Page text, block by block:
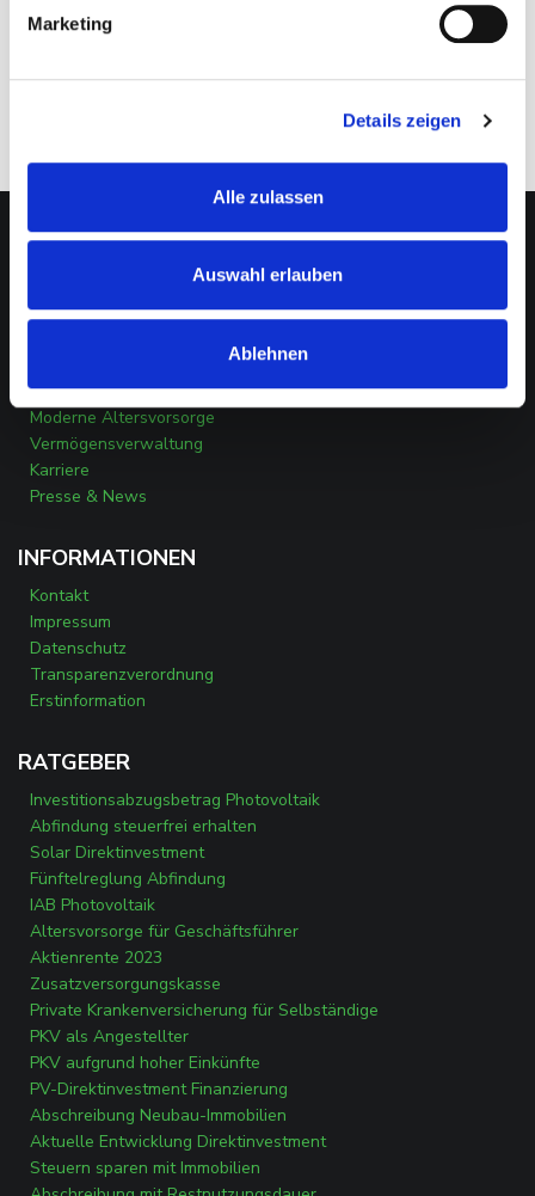
Marketing
Details zeigen
Alle zulassen
Auswahl erlauben
Ablehnen
Über uns
Kapitalanlage Immobilien
Moderne Altersvorsorge
Vermögensverwaltung
Karriere
Presse & News
INFORMATIONEN
Kontakt
Impressum
Datenschutz
Transparenzverordnung
Erstinformation
RATGEBER
Investitionsabzugsbetrag Photovoltaik
Abfindung steuerfrei erhalten
Solar Direktinvestment
Fünftelreglung Abfindung
IAB Photovoltaik
Altersvorsorge für Geschäftsführer
Aktienrente 2023
Zusatzversorgungskasse
Private Krankenversicherung für Selbständige
PKV als Angestellter
PKV aufgrund hoher Einkünfte
PV-Direktinvestment Finanzierung
Abschreibung Neubau-Immobilien
Aktuelle Entwicklung Direktinvestment
Steuern sparen mit Immobilien